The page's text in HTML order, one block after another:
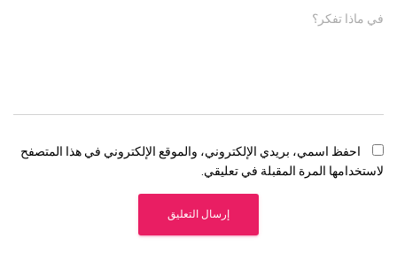
في ماذا تفكر؟
احفظ اسمي، بريدي الإلكتروني، والموقع الإلكتروني في هذا المتصفح
لاستخدامها المرة المقبلة في تعليقي.